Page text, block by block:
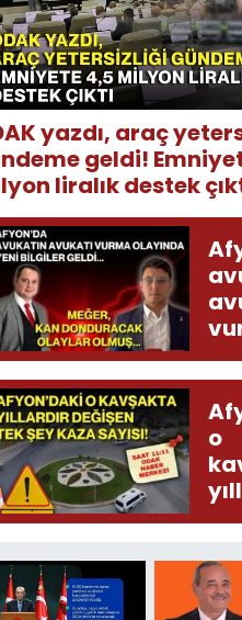
yazdı, araç
geldi!
liralık destek
o